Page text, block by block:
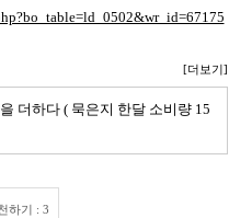
[더보기]
더하다 ( 묵은지 한달 소비량 15
하기 : 3